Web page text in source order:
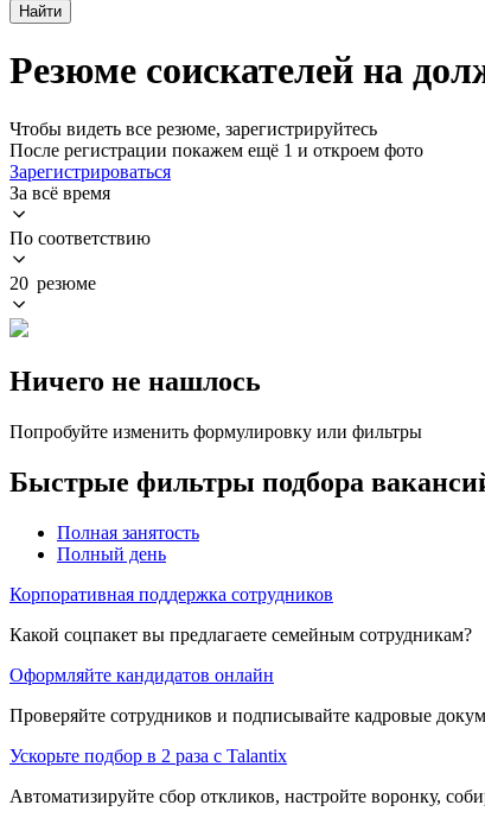
Найти
Резюме соискателей на
Чтобы видеть все резюме, зарегистрируйтесь
После регистрации покажем ещё 1 и откроем фото
Зарегистрироваться
За всё время
По соответствию
20 резюме
Ничего не нашлось
Попробуйте изменить формулировку или фильтры
Быстрые фильтры подбора
Полная занятость
Полный день
Корпоративная поддержка сотрудников
Какой соцпакет вы предлагаете семейным сотрудникам?
Оформляйте кандидатов онлайн
Проверяйте сотрудников и подписывайте кадровые
Ускорьте подбор в 2 раза с Talantix
Автоматизируйте сбор откликов, настройте воронку,